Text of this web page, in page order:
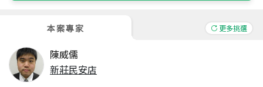
本案專家 更多挑選
陳威儒
新莊民安店